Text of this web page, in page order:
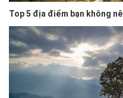
Top 5 địa điểm bạn không